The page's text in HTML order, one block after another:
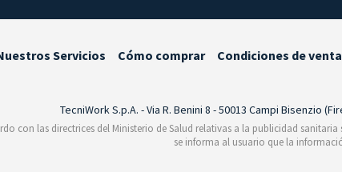
Servicios Cómo comprar Condiciones de venta
TecniWork S.p.A. - Via R. Benini 8 - 50013 Campi Bisenzio
con las directrices del Ministerio de Salud relativas a la publicidad
se informa al usuario que la